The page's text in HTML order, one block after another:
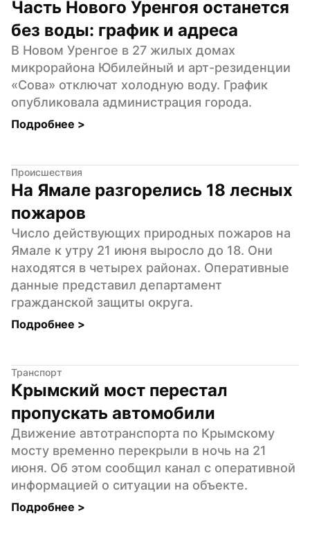
Часть Нового Уренгоя останется
без воды: график и адреса
В Новом Уренгое в 27 жилых домах
микрорайона Юбилейный и арт-резиденции
«Сова» отключат холодную воду. График
опубликовала администрация города.
Подробнее >
Происшествия
На Ямале разгорелись 18 лесных
пожаров
Число действующих природных пожаров на
Ямале к утру 21 июня выросло до 18. Они
находятся в четырех районах. Оперативные
данные представил департамент
гражданской защиты округа.
Подробнее >
Транспорт
Крымский мост перестал
пропускать автомобили
Движение автотранспорта по Крымскому
мосту временно перекрыли в ночь на 21
июня. Об этом сообщил канал с оперативной
информацией о ситуации на объекте.
Подробнее >